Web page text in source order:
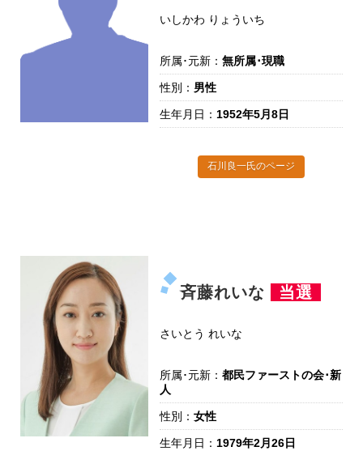
いしかわ りょういち
所属･元新： 無所属･現職
性別： 男性
生年月日： 1952年5月8日
石川良一氏のページ
斉藤れいな 当選
さいとう れいな
所属･元新： 都民ファーストの会･新
人
性別： 女性
生年月日： 1979年2月26日